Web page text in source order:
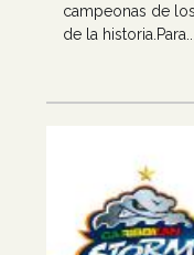
campeonas de
de la historia.Para...